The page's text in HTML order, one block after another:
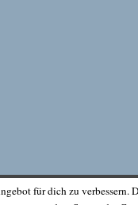
für dich zu